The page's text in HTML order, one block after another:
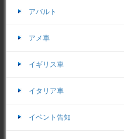
アバルト
アメ車
イギリス車
イタリア車
イベント告知